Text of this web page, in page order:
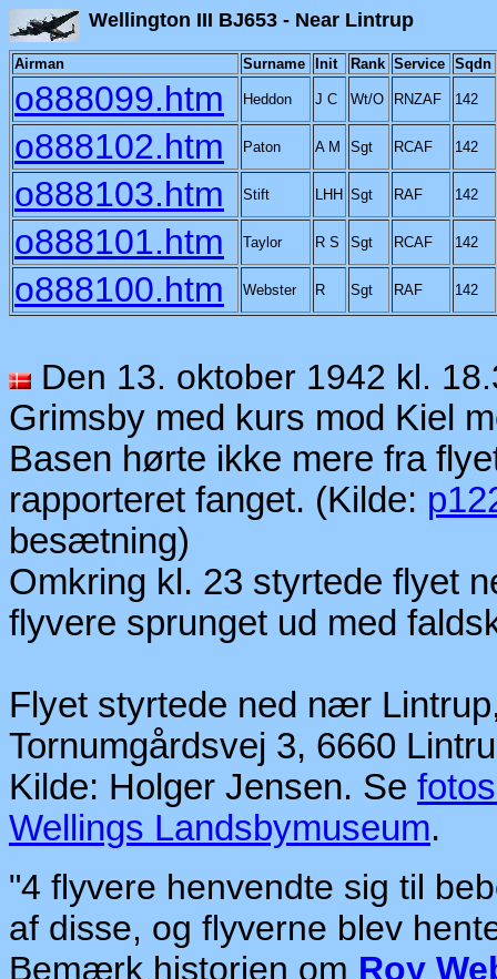
Wellington III BJ653 -
Airman Surname Init Rank Service Sqdn
o888099.htm Heddon J C Wt/O RNZAF 142
o888102.htm Paton A M Sgt RCAF 142
o888103.htm Stift LHH Sgt RAF 142
o888101.htm Taylor R S Sgt RCAF 142
o888100.htm Webster R Sgt RAF 142
Den 13. oktober 1942 kl.
Grimsby med kurs mod Kiel
Basen hørte ikke mere fra
rapporteret fanget. (Kilde:
besætning)
Omkring kl. 23 styrtede flyet
flyvere sprunget ud med
Flyet styrtede ned nær
Tornumgårdsvej 3, 6660
Kilde: Holger Jensen. Se
Wellings Landsbymuseum.
"4 flyvere henvendte sig til
af disse, og flyverne blev
Bemærk historien om Roy